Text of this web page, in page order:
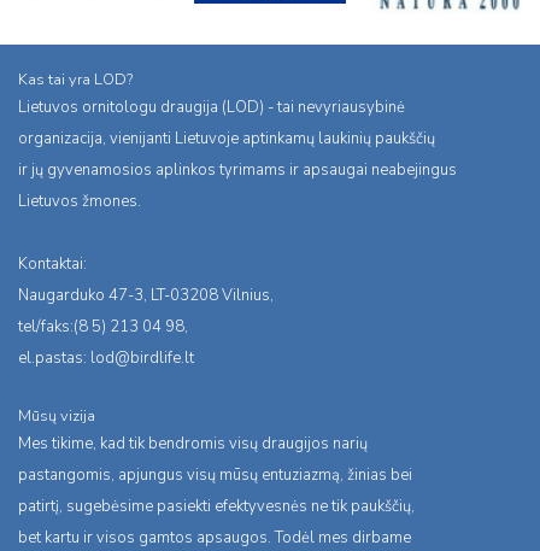
Kas tai yra LOD?
Lietuvos ornitologu draugija (LOD) - tai nevyriausybinė
organizacija, vienijanti Lietuvoje aptinkamų laukinių paukščių
ir jų gyvenamosios aplinkos tyrimams ir apsaugai neabejingus
Lietuvos žmones.
Kontaktai:
Naugarduko 47-3, LT-03208 Vilnius,
tel/faks:(8 5) 213 04 98,
el.pastas: lod@birdlife.lt
Mūsų vizija
Mes tikime, kad tik bendromis visų draugijos narių
pastangomis, apjungus visų mūsų entuziazmą, žinias bei
patirtį, sugebėsime pasiekti efektyvesnės ne tik paukščių,
bet kartu ir visos gamtos apsaugos. Todėl mes dirbame